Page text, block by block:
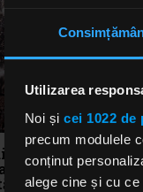
Utilizarea
Noi și cei 1022
precum modulele
conținut
alege cine și cu
rock: 24 de
anunțat în
că scot